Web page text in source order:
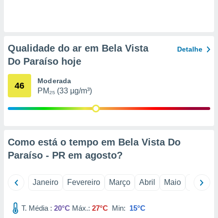
qualquer
em “
de
ou aceder
num
para
Qualidade do ar em Bela Vista
Do Paraíso hoje
Detalhe
46 Moderada
PM₂₅ (33 µg/m³)
Como está o tempo em Bela Vista Do
Paraíso - PR em agosto?
Janeiro Fevereiro Março Abril Maio Junho
T. Média : 20°C Máx.: 27°C Min: 15°C